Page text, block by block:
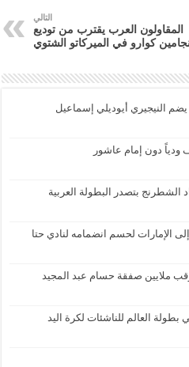
التالي
المقاولون العرب يقترب من توديع
كوارو في الميركاتو الشتوي
النيجيري أيوديلي إسماعيل
ودياً دون إمام عاشور
الإمارات لحسم انضمامه لنادي حتا
ملايين صفقة حسام عبد المجيد
العالم للناشئات لكرة اليد